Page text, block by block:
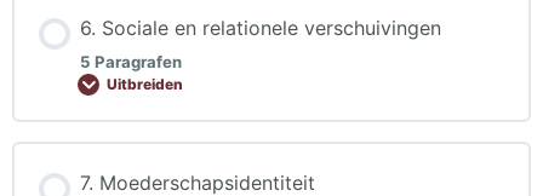
6. Sociale en relationele verschuivingen
5 Paragrafen
Uitbreiden
7. Moederschapsidentiteit